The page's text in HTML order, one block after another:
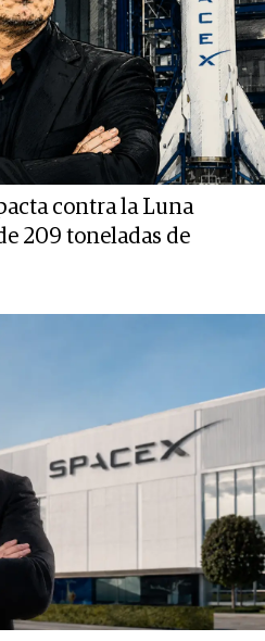
contra la Luna
209 toneladas de